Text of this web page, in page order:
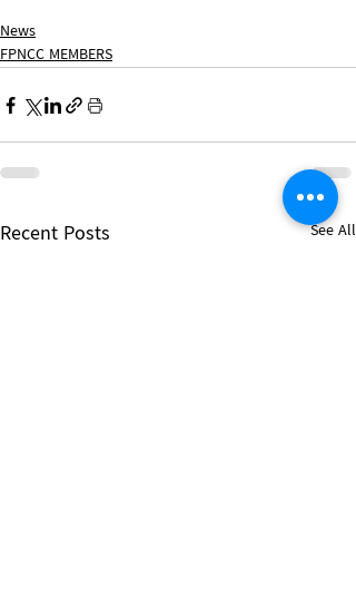
News
FPNCC MEMBERS
Recent Posts See All